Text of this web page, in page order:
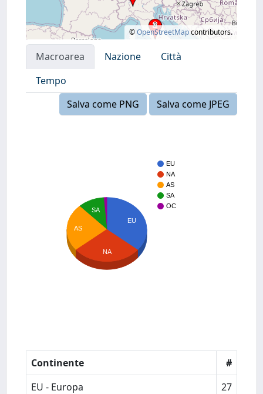
©OpenStreetMapcontributors.
Macroarea Nazione
Città
Tempo
Salva come PNG
Salva come JPEG
EU
NA
AS
SA
OC
EU
SA
AS
NA
Continente
#
EU - Europa
27